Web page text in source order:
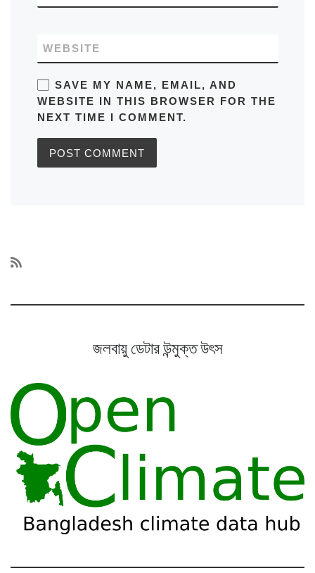
WEBSITE
SAVE MY NAME, EMAIL, AND
WEBSITE IN THIS BROWSER FOR THE
NEXT TIME I COMMENT.
জলবায়ু ডেটার উন্মুক্ত উৎস